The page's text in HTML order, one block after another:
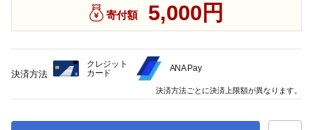
寄付額 5,000円
決済方法
クレジット
カード
ANA Pay
決済方法ごとに決済上限額が異なります。